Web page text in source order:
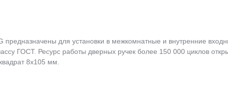
для установки в межкомнатные и внутренние
ГОСТ. Ресурс работы дверных ручек более 150 000 циклов
8x105 мм.